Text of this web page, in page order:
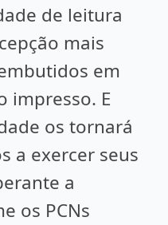
de leitura
mais
em
impresso. E
os tornará
a exercer seus
a
os PCNs